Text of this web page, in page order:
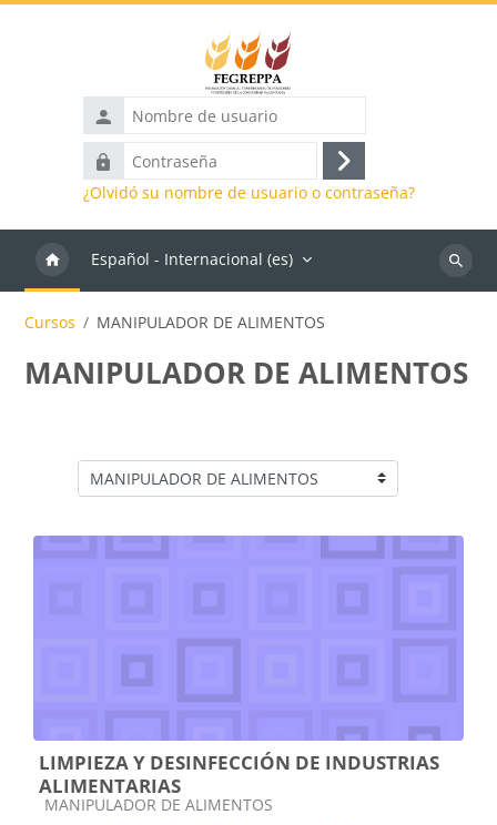
Nombre
de
usuario
Contraseña
Acceder
¿Olvidó su nombre de usuario o contraseña?
Español - Internacional ‎(es)‎
Buscar
Cursos MANIPULADOR DE ALIMENTOS
MANIPULADOR DE ALIMENTOS
Categorías
LIMPIEZA Y DESINFECCIÓN DE INDUSTRIAS
ALIMENTARIAS
Categoría de cursos
MANIPULADOR DE ALIMENTOS